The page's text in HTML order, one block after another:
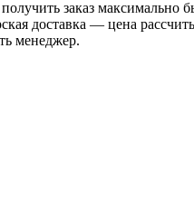
заказ
доставка — цена
менеджер.